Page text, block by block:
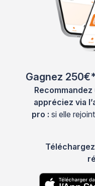
Gagnez
appréciez via
pro : si elle